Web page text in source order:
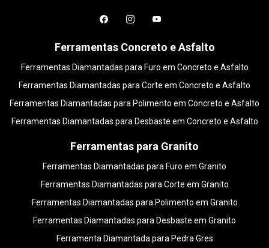
Ferramentas Concreto e Asfalto
Ferramentas Diamantadas para Furo em Concreto e Asfalto
Ferramentas Diamantadas para Corte em Concreto e Asfalto
Ferramentas Diamantadas para Polimento em Concreto e Asfalto
Ferramentas Diamantadas para Desbaste em Concreto e Asfalto
Ferramentas para Granito
Ferramentas Diamantadas para Furo em Granito
Ferramentas Diamantadas para Corte em Granito
Ferramentas Diamantadas para Polimento em Granito
Ferramentas Diamantadas para Desbaste em Granito
Ferramenta Diamantada para Pedra Gres